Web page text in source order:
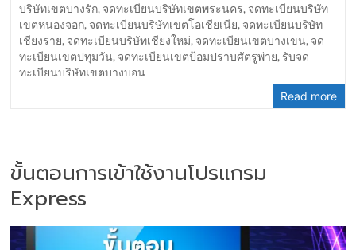
บริษัทเขตบางรัก, จดทะเบียนบริษัทเขตพระนคร, จดทะเบียนบริษัท
เขตหนองจอก, จดทะเบียนบริษัทเขตโอเชียเนีย, จดทะเบียนบริษัท
เชียงราย, จดทะเบียนบริษัทเชียงใหม่, จดทะเบียนเขตบางเขน, จด
ทะเบียนเขตปทุมวัน, จดทะเบียนเขตป้อมปราบศัตรูพ่าย, รับจด
ทะเบียนบริษัทเขตบางบอน
Read more
ขั้นตอนการเข้าใช้งานโปรแกรม
Express